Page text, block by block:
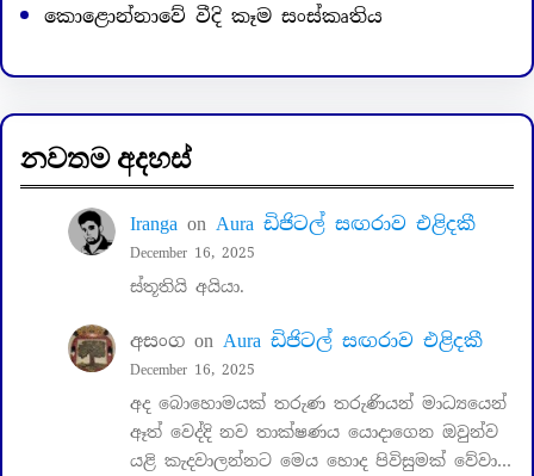
කොළොන්නාවේ වීදි කෑම සංස්කෘතිය
නවතම අදහස්
Iranga on Aura ඩිජිටල් සඟරාව එළිදකී
December 16, 2025
ස්තූතියි අයියා.
අසංග on Aura ඩිජිටල් සඟරාව එළිදකී
December 16, 2025
අද බොහොමයක් තරුණ තරුණියන් මාධ්‍යයෙන්
ඈත් වෙද්දි නව තාක්ෂණය යොදාගෙන ඔවුන්ව
යළි කැදවාලන්නට මෙය හොද පිවිසුමක් වේවා…